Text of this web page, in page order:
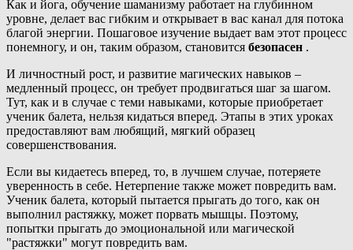
Как и йога, обучение шаманизму работает на глубинном
уровне, делает вас гибким и открывает в вас канал для потока
благой энергии. Пошаговое изучение выдает вам этот процесс
понемногу, и он, таким образом, становится безопасен .
И личностный рост, и развитие магических навыков –
медленный процесс, он требует продвигаться шаг за шагом.
Тут, как и в случае с теми навыками, которые приобретает
ученик балета, нельзя кидаться вперед. Этапы в этих уроках
предоставляют вам любящий, мягкий образец
совершенствования.
Если вы кидаетесь вперед, то, в лучшем случае, потеряете
уверенность в себе. Нетерпение также может повредить вам.
Ученик балета, который пытается прыгать до того, как он
выполнил растяжку, может порвать мышцы. Поэтому,
попытки прыгать до эмоциональной или магической
"растяжки" могут повредить вам.